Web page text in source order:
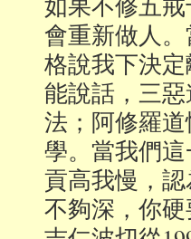
會重新做人
格說我下決
能說話，三
法；阿修羅
學。當我們
貢高我慢，
不夠深，你